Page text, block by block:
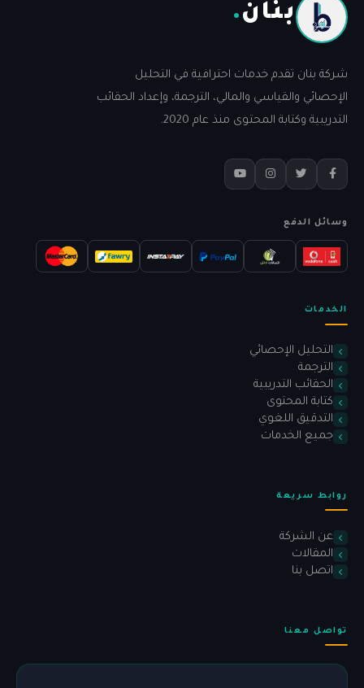
بنان.
شركة بنان تقدم خدمات احترافية في التحليل
الإحصائي والقياسي والمالي، الترجمة، وإعداد الحقائب
التدريبية وكتابة المحتوى منذ عام 2020.
وسائل الدفع
الخدمات
التحليل الإحصائي
الترجمة
الحقائب التدريبية
كتابة المحتوى
التدقيق اللغوي
جميع الخدمات
روابط سريعة
عن الشركة
المقالات
اتصل بنا
تواصل معنا